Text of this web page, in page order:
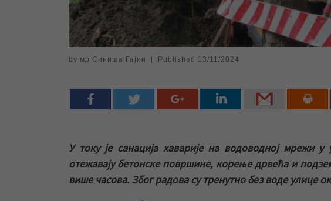
by мр Синиша Гајин Published 13/11/2024
У току је санација хаварије на водоводној мрежи
отежавају бетонске површине, корење дрвећа и
више часова. Због радова су тренутно без воде улице